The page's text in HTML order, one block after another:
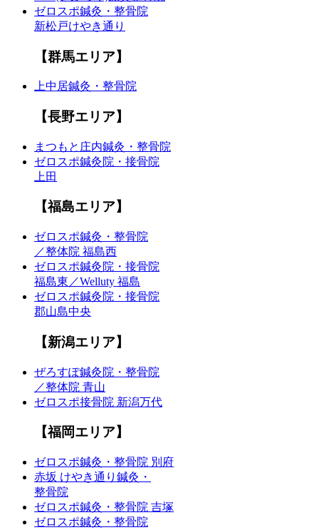
ゼロスポ鍼灸・整骨院
新松戸けやき通り
【群馬エリア】
上中居鍼灸・整骨院
【長野エリア】
まつもと庄内鍼灸・整骨院
ゼロスポ鍼灸院・接骨院
上田
【福島エリア】
ゼロスポ鍼灸・整骨院
／整体院 福島西
ゼロスポ鍼灸院・接骨院
福島東／Welluty 福島
ゼロスポ鍼灸院・接骨院
郡山島中央
【新潟エリア】
ぜろすぽ鍼灸院・整骨院
／整体院 青山
ゼロスポ接骨院 新潟万代
【福岡エリア】
ゼロスポ鍼灸・整骨院 別府
赤坂 けやき通り鍼灸・
整骨院
ゼロスポ鍼灸・整骨院 吉塚
ゼロスポ鍼灸・整骨院